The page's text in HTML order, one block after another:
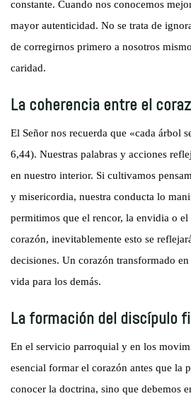
constante. Cuando nos conocemos
mayor autenticidad. No se trata de
de corregirnos primero a nosotros
caridad.
La coherencia entre el
El Señor nos recuerda que «cada árbol
6,44). Nuestras palabras y acciones
en nuestro interior. Si cultivamos
y misericordia, nuestra conducta lo
permitimos que el rencor, la envidia o
corazón, inevitablemente esto se
decisiones. Un corazón transformado
vida para los demás.
La formación del discípulo
En el servicio parroquial y en los
esencial formar el corazón antes que la
conocer la doctrina, sino que debemos